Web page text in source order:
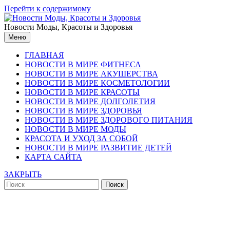
Перейти к содержимому
Новости Моды, Красоты и Здоровья
Меню
ГЛАВНАЯ
НОВОСТИ В МИРЕ ФИТНЕСА
НОВОСТИ В МИРЕ АКУШЕРСТВА
НОВОСТИ В МИРЕ КОСМЕТОЛОГИИ
НОВОСТИ В МИРЕ КРАСОТЫ
НОВОСТИ В МИРЕ ДОЛГОЛЕТИЯ
НОВОСТИ В МИРЕ ЗДОРОВЬЯ
НОВОСТИ В МИРЕ ЗДОРОВОГО ПИТАНИЯ
НОВОСТИ В МИРЕ МОДЫ
КРАСОТА И УХОД ЗА СОБОЙ
НОВОСТИ В МИРЕ РАЗВИТИЕ ДЕТЕЙ
КАРТА САЙТА
ЗАКРЫТЬ